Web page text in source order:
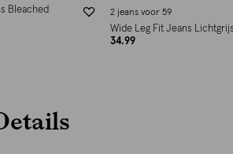
Bleached
2 jeans voor 59
Wide Leg Fit Jeans
34.99